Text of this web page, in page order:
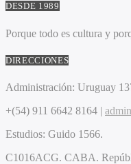
DESDE 1989
Porque todo es cultura y
DIRECCIONES
Administración: Uruguay
+(54) 911 6642 8164 |
Estudios: Guido 1566.
C1016ACG. CABA.